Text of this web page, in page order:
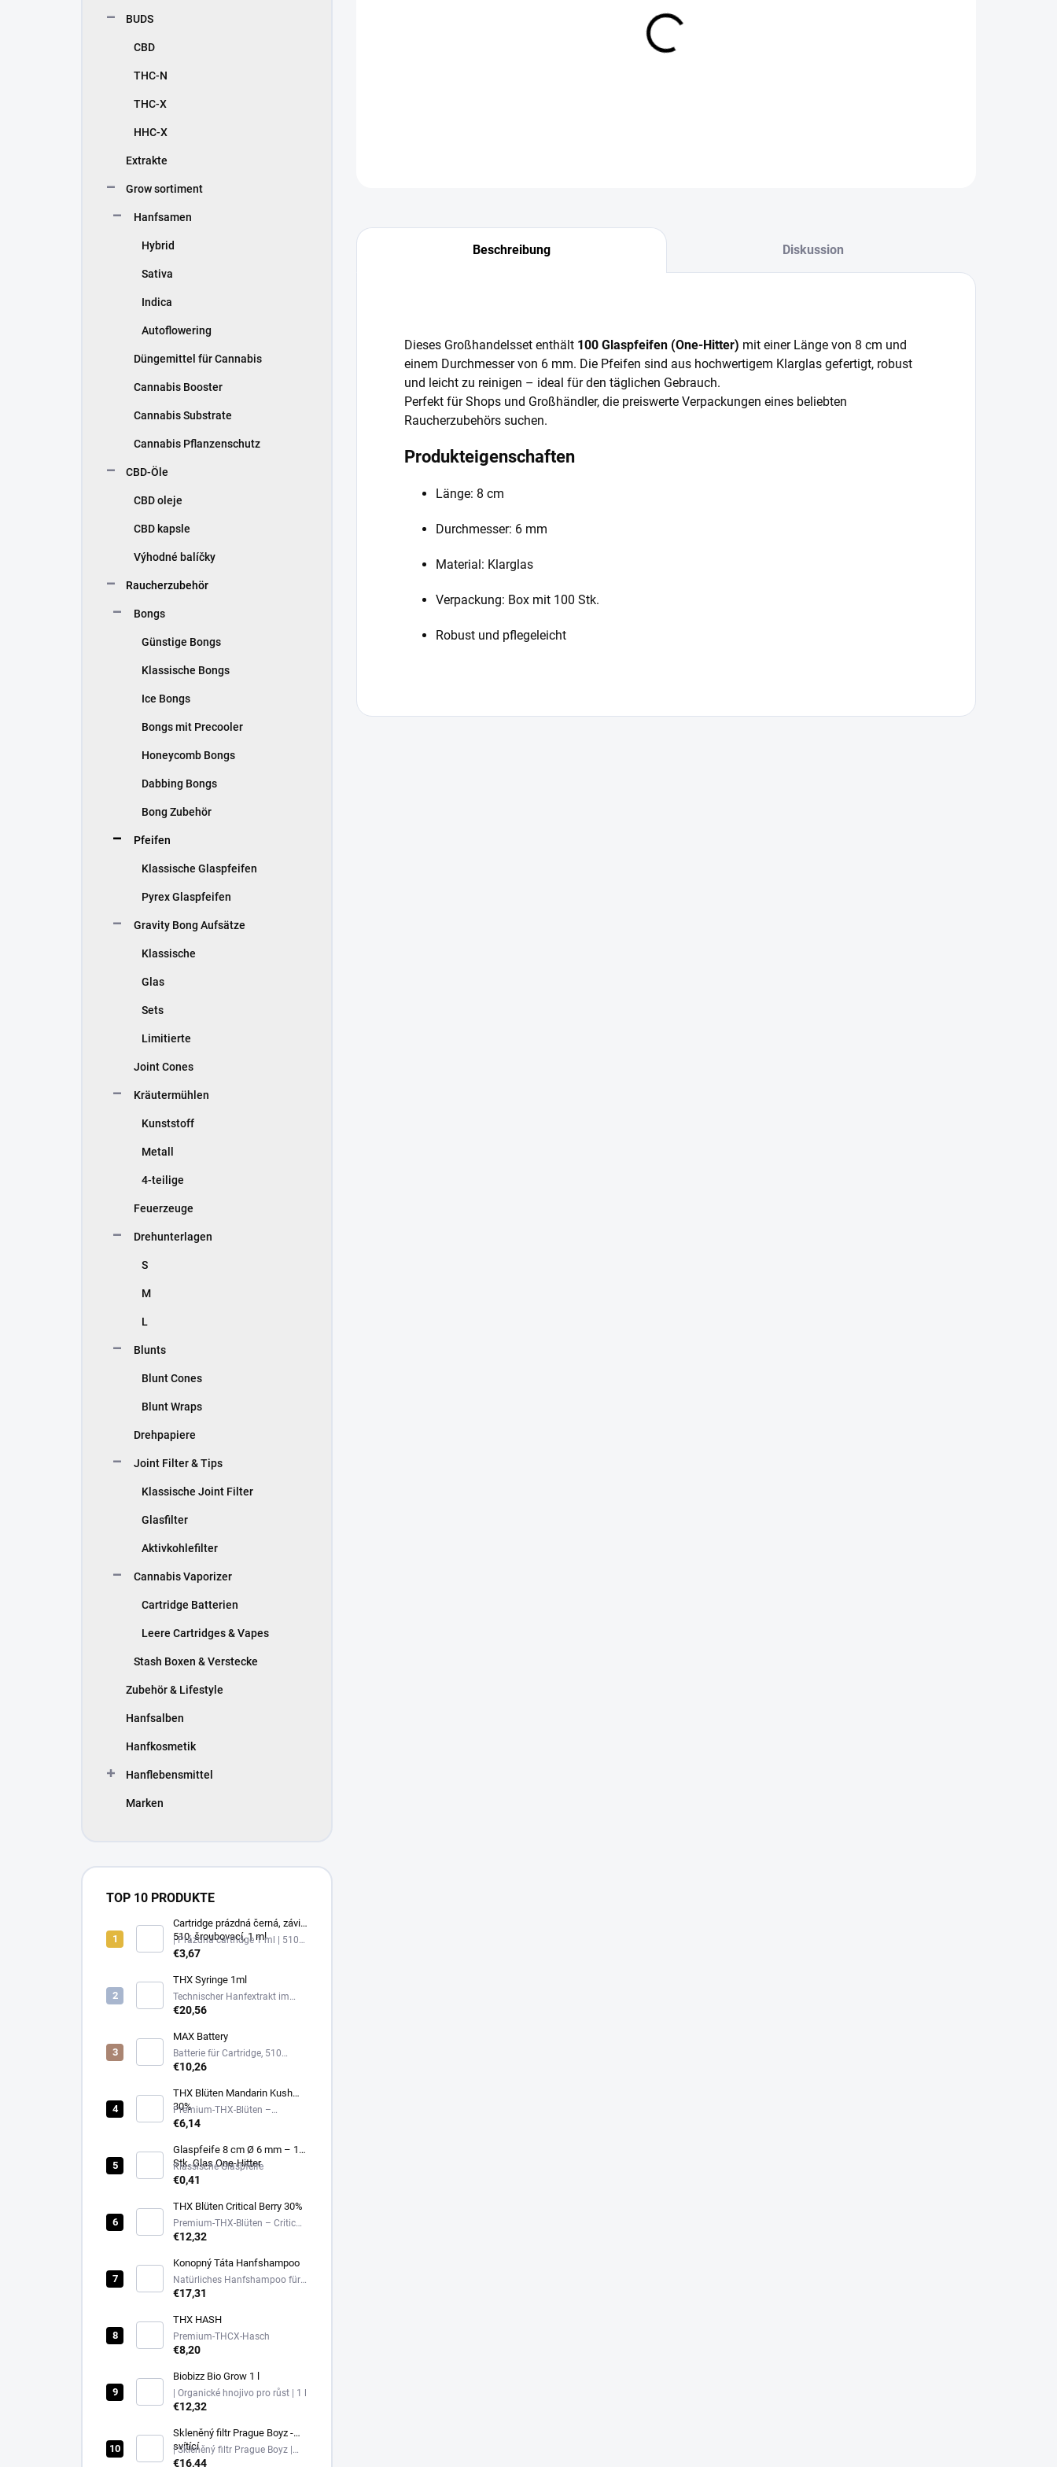
BUDS
CBD
THC-N
THC-X
HHC-X
Extrakte
Grow sortiment
Hanfsamen
Hybrid
Sativa
Indica
Autoflowering
Düngemittel für Cannabis
Cannabis Booster
Cannabis Substrate
Cannabis Pflanzenschutz
CBD-Öle
CBD oleje
CBD kapsle
Výhodné balíčky
Raucherzubehör
Bongs
Günstige Bongs
Klassische Bongs
Ice Bongs
Bongs mit Precooler
Honeycomb Bongs
Dabbing Bongs
Bong Zubehör
Pfeifen
Klassische Glaspfeifen
Pyrex Glaspfeifen
Gravity Bong Aufsätze
Klassische
Glas
Sets
Limitierte
Joint Cones
Kräutermühlen
Kunststoff
Metall
4-teilige
Feuerzeuge
Drehunterlagen
S
M
L
Blunts
Blunt Cones
Blunt Wraps
Drehpapiere
Joint Filter & Tips
Klassische Joint Filter
Glasfilter
Aktivkohlefilter
Cannabis Vaporizer
Cartridge Batterien
Leere Cartridges & Vapes
Stash Boxen & Verstecke
Zubehör & Lifestyle
Hanfsalben
Hanfkosmetik
Hanflebensmittel
Marken
TOP 10 PRODUKTE
Cartridge prázdná černá, závit
510, šroubovací, 1 ml
| Prázdná cartridge 1 ml | 510
závit, černá
€3,67
THX Syringe 1ml
Technischer Hanfextrakt im
Glasanwender
€20,56
MAX Battery
Batterie für Cartridge, 510
Gewinde, USB-C
€10,26
THX Blüten Mandarin Kush
30%
Premium-THX-Blüten –
Mandarin Kush – 30%
€6,14
Glaspfeife 8 cm Ø 6 mm – 1
Stk. Glas One-Hitter
Klassische Glaspfeife
€0,41
THX Blüten Critical Berry 30%
Premium-THX-Blüten – Critical
Berry – 30%
€12,32
Konopný Táta Hanfshampoo
Natürliches Hanfshampoo für
empfindliche Kopfhaut
€17,31
THX HASH
Premium-THCX-Hasch
€8,20
Biobizz Bio Grow 1 l
| Organické hnojivo pro růst | 1 l
€12,32
Skleněný filtr Prague Boyz -
svítící
| Skleněný filtr Prague Boyz |
svítící glow tip
€16,44
Beschreibung Diskussion
Dieses Großhandelsset enthält 100 Glaspfeifen (One-Hitter) mit einer Länge von 8 cm und
einem Durchmesser von 6 mm. Die Pfeifen sind aus hochwertigem Klarglas gefertigt, robust
und leicht zu reinigen – ideal für den täglichen Gebrauch.
Perfekt für Shops und Großhändler, die preiswerte Verpackungen eines beliebten
Raucherzubehörs suchen.
Produkteigenschaften
Länge: 8 cm
Durchmesser: 6 mm
Material: Klarglas
Verpackung: Box mit 100 Stk.
Robust und pflegeleicht